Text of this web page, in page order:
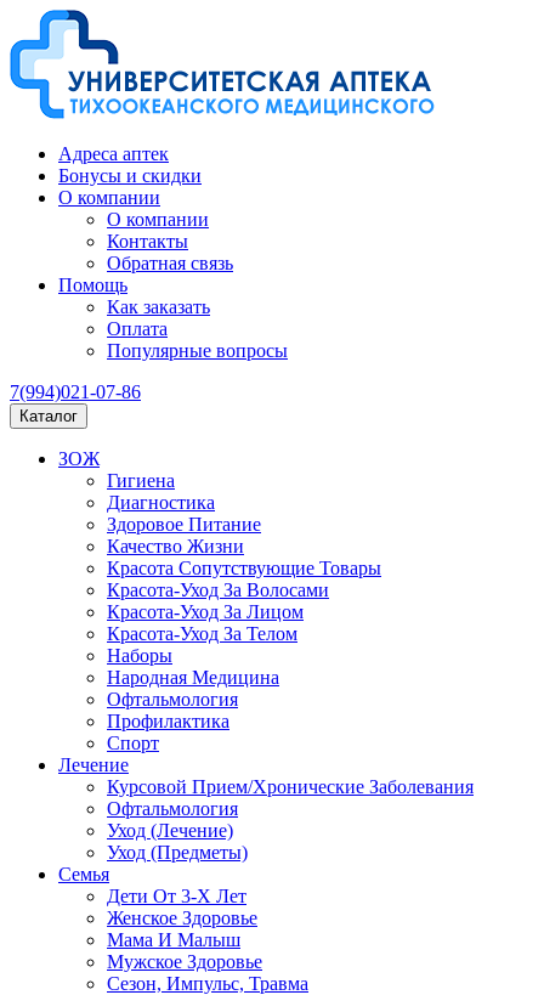
Адреса аптек
Бонусы и скидки
О компании
О компании
Контакты
Обратная связь
Помощь
Как заказать
Оплата
Популярные вопросы
7(994)021-07-86
Каталог
ЗОЖ
Гигиена
Диагностика
Здоровое Питание
Качество Жизни
Красота Сопутствующие Товары
Красота-Уход За Волосами
Красота-Уход За Лицом
Красота-Уход За Телом
Наборы
Народная Медицина
Офтальмология
Профилактика
Спорт
Лечение
Курсовой Прием/Хронические Заболевания
Офтальмология
Уход (Лечение)
Уход (Предметы)
Семья
Дети От 3-Х Лет
Женское Здоровье
Мама И Малыш
Мужское Здоровье
Сезон, Импульс, Травма